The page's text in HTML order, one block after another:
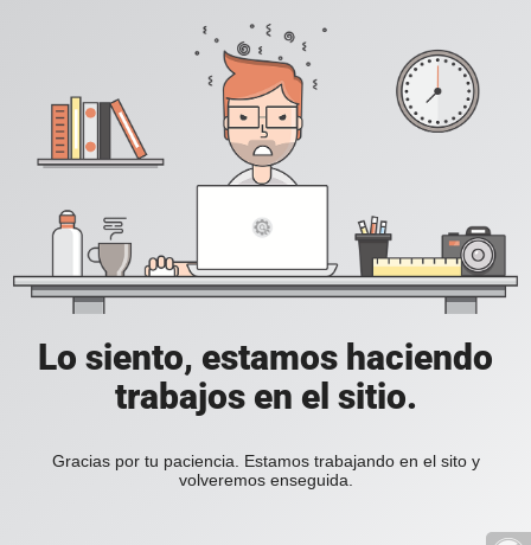
Lo siento, estamos haciendo
trabajos en el sitio.
Gracias por tu paciencia. Estamos trabajando en el sito y
volveremos enseguida.